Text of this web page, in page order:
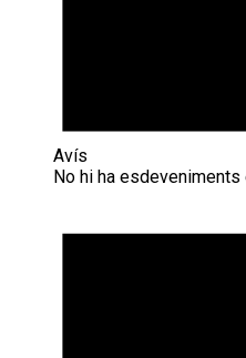
Avís
No hi ha esdeveniments